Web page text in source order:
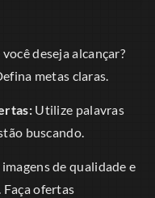
deseja alcançar?
metas claras.
Utilize palavras
buscando.
imagens de qualidade e
Faça ofertas